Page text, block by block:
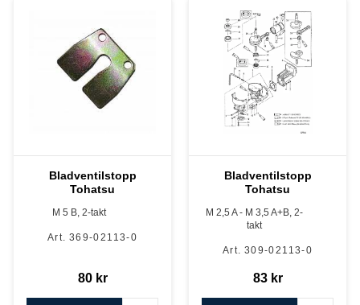
Bladventilstopp
Tohatsu
M 5 B, 2-takt
369-02113-0
80kr
Bladventilstopp
Tohatsu
M 2,5 A - M 3,5 A+B, 2-
takt
309-02113-0
83kr